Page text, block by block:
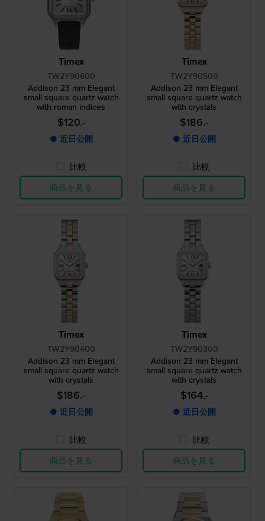
Timex
TW2Y90600
Addison 23 mm Elegant
small square quartz watch
with roman indices
$120.-
● 近日公開
比較
商品を見る
Timex
TW2Y90500
Addison 23 mm Elegant
small square quartz watch
with crystals
$186.-
● 近日公開
比較
商品を見る
Timex
TW2Y90400
Addison 23 mm Elegant
small square quartz watch
with crystals
$186.-
● 近日公開
比較
商品を見る
Timex
TW2Y90300
Addison 23 mm Elegant
small square quartz watch
with crystals
$164.-
● 近日公開
比較
商品を見る